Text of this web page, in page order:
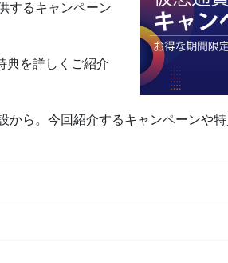
するキャンペーン
典を詳しくご紹介
ら。今回紹介するキャンペーンや